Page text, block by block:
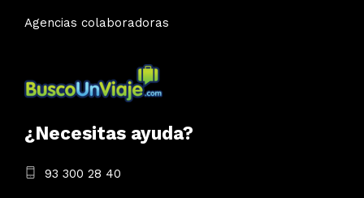
Agencias colaboradoras
¿Necesitas ayuda?
93 300 28 40